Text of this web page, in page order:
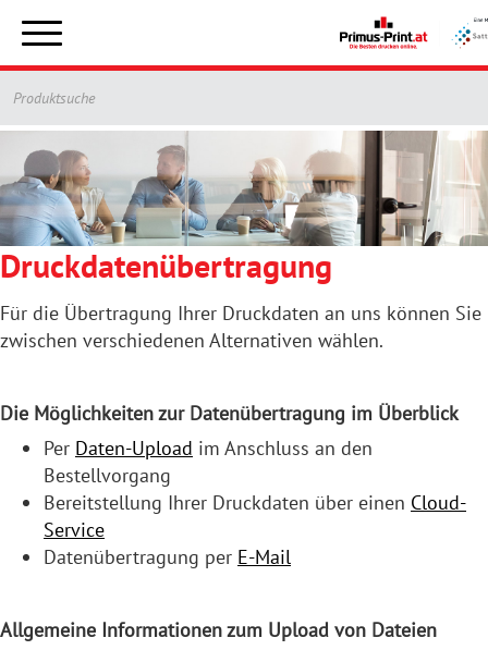
Toggle
navigation
Druckdatenübertragung
Für die Übertragung Ihrer Druckdaten an uns können Sie
zwischen verschiedenen Alternativen wählen.
Die Möglichkeiten zur Datenübertragung im Überblick
Per Daten-Upload im Anschluss an den
Bestellvorgang
Bereitstellung Ihrer Druckdaten über einen Cloud-
Service
Datenübertragung per E-Mail
Allgemeine Informationen zum Upload von Dateien